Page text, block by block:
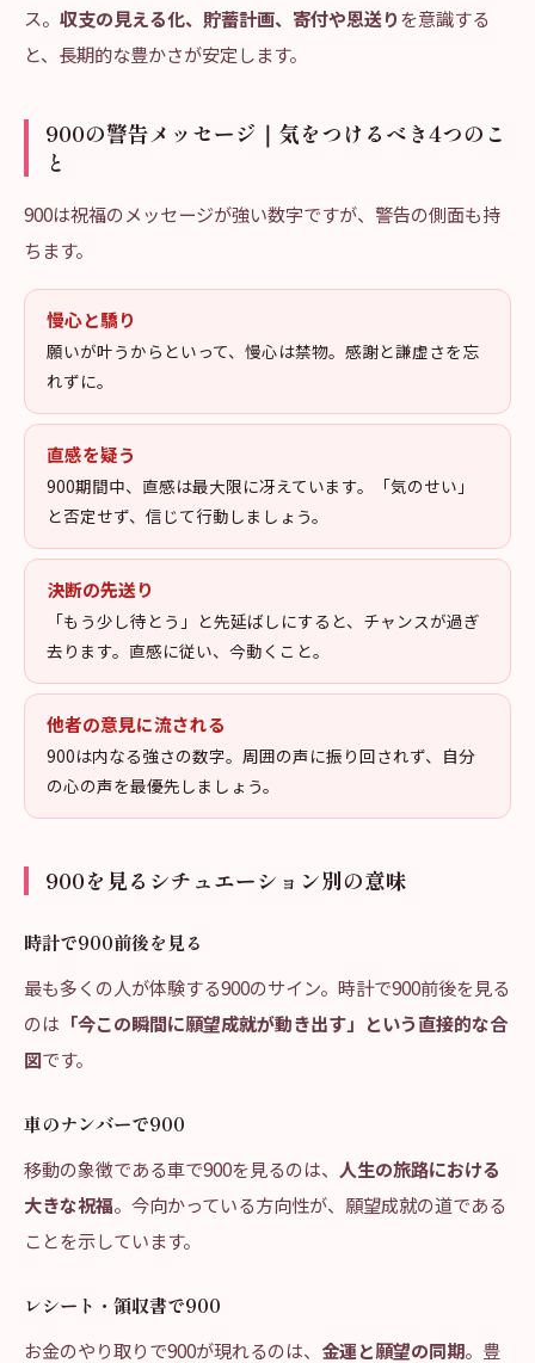
ス。 収支の見える化、貯蓄計画、寄付や恩送りを意識する
と、長期的な豊かさが安定します。
900の警告メッセージ｜気をつけるべき4つのこ
と
900は祝福のメッセージが強い数字ですが、警告の側面も持
ちます。
慢心と驕り
願いが叶うからといって、慢心は禁物。感謝と謙虚さを忘
れずに。
直感を疑う
900期間中、直感は最大限に冴えています。「気のせい」
と否定せず、信じて行動しましょう。
決断の先送り
「もう少し待とう」と先延ばしにすると、チャンスが過ぎ
去ります。直感に従い、今動くこと。
他者の意見に流される
900は内なる強さの数字。周囲の声に振り回されず、自分
の心の声を最優先しましょう。
900を見るシチュエーション別の意味
時計で900前後を見る
最も多くの人が体験する900のサイン。時計で900前後を見る
のは 「今この瞬間に願望成就が動き出す」という直接的な合
図です。
車のナンバーで900
移動の象徴である車で900を見るのは、 人生の旅路における
大きな祝福。今向かっている方向性が、願望成就の道である
ことを示しています。
レシート・領収書で900
お金のやり取りで900が現れるのは、 金運と願望の同期。豊